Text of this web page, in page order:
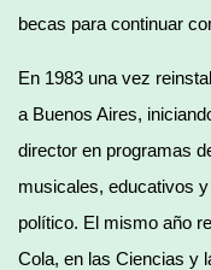
becas para continuar
En 1983 una vez
a Buenos Aires,
director en programas
musicales, educativos
político. El mismo año
Cola, en las Ciencias y